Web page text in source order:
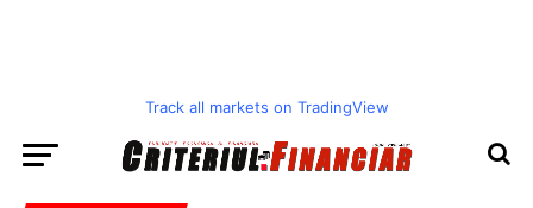
Track all markets on TradingView